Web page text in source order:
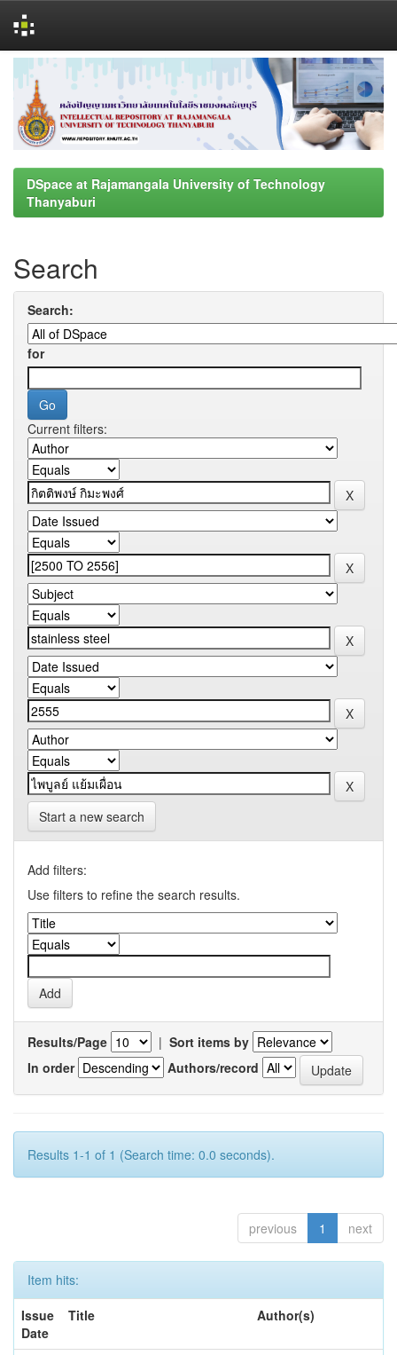
navigation
DSpace at Rajamangala University of Technology
Thanyaburi
Search
Search:
for
Current filters:
Start a new search
Add filters:
Use filters to refine the search results.
Results/Page | Sort items by
In order
Authors/record
Results 1-1 of 1 (Search time: 0.0 seconds).
previous 1 next
Item hits:
Issue
Date
Title Author(s)